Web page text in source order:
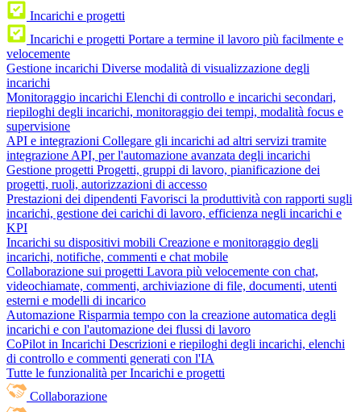
Incarichi e progetti
Incarichi e progetti Portare a termine il lavoro più facilmente e
velocemente
Gestione incarichi Diverse modalità di visualizzazione degli
incarichi
Monitoraggio incarichi Elenchi di controllo e incarichi secondari,
riepiloghi degli incarichi, monitoraggio dei tempi, modalità focus e
supervisione
API e integrazioni Collegare gli incarichi ad altri servizi tramite
integrazione API, per l'automazione avanzata degli incarichi
Gestione progetti Progetti, gruppi di lavoro, pianificazione dei
progetti, ruoli, autorizzazioni di accesso
Prestazioni dei dipendenti Favorisci la produttività con rapporti sugli
incarichi, gestione dei carichi di lavoro, efficienza negli incarichi e
KPI
Incarichi su dispositivi mobili Creazione e monitoraggio degli
incarichi, notifiche, commenti e chat mobile
Collaborazione sui progetti Lavora più velocemente con chat,
videochiamate, commenti, archiviazione di file, documenti, utenti
esterni e modelli di incarico
Automazione Risparmia tempo con la creazione automatica degli
incarichi e con l'automazione dei flussi di lavoro
CoPilot in Incarichi Descrizioni e riepiloghi degli incarichi, elenchi
di controllo e commenti generati con l'IA
Tutte le funzionalità per Incarichi e progetti
Collaborazione